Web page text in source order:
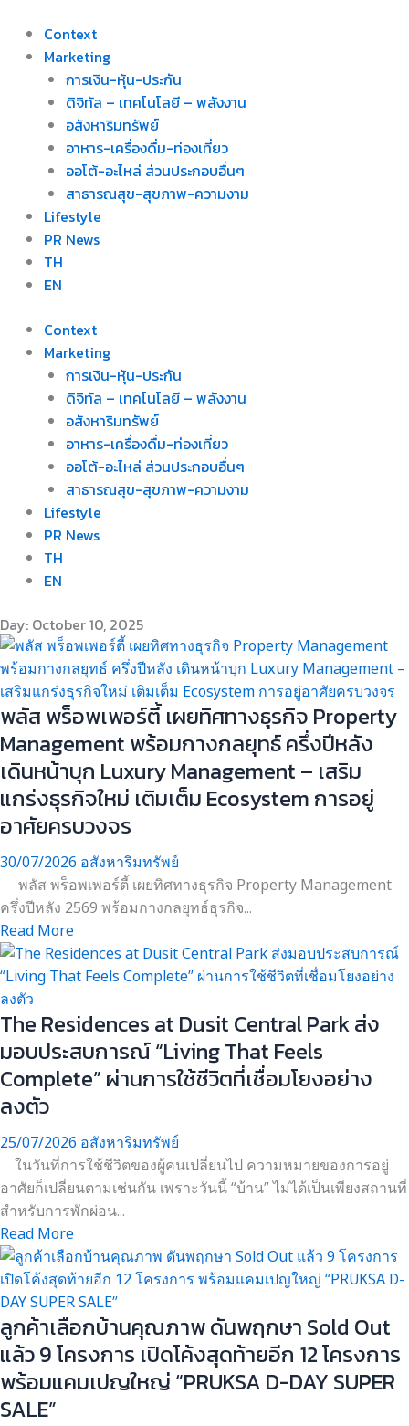
content
Context
Marketing
การเงิน-หุ้น-ประกัน
ดิจิทัล – เทคโนโลยี – พลังงาน
อสังหาริมทรัพย์
อาหาร-เครื่องดื่ม-ท่องเที่ยว
ออโต้-อะไหล่ ส่วนประกอบอื่นๆ
สาธารณสุข-สุขภาพ-ความงาม
Lifestyle
PR News
TH
EN
Context
Marketing
การเงิน-หุ้น-ประกัน
ดิจิทัล – เทคโนโลยี – พลังงาน
อสังหาริมทรัพย์
อาหาร-เครื่องดื่ม-ท่องเที่ยว
ออโต้-อะไหล่ ส่วนประกอบอื่นๆ
สาธารณสุข-สุขภาพ-ความงาม
Lifestyle
PR News
TH
EN
Day: October 10, 2025
พลัส พร็อพเพอร์ตี้ เผยทิศทางธุรกิจ Property
Management พร้อมกางกลยุทธ์ ครึ่งปีหลัง
เดินหน้าบุก Luxury Management – เสริม
แกร่งธุรกิจใหม่ เติมเต็ม Ecosystem การอยู่
อาศัยครบวงจร
30/07/2026 อสังหาริมทรัพย์
พลัส พร็อพเพอร์ตี้ เผยทิศทางธุรกิจ Property Management
ครึ่งปีหลัง 2569 พร้อมกางกลยุทธ์ธุรกิจ...
Read More
The Residences at Dusit Central Park ส่ง
มอบประสบการณ์ “Living That Feels
Complete” ผ่านการใช้ชีวิตที่เชื่อมโยงอย่าง
ลงตัว
25/07/2026 อสังหาริมทรัพย์
ในวันที่การใช้ชีวิตของผู้คนเปลี่ยนไป ความหมายของการอยู่
อาศัยก็เปลี่ยนตามเช่นกัน เพราะวันนี้ “บ้าน” ไม่ได้เป็นเพียงสถานที่
สำหรับการพักผ่อน...
Read More
ลูกค้าเลือกบ้านคุณภาพ ดันพฤกษา Sold Out
แล้ว 9 โครงการ เปิดโค้งสุดท้ายอีก 12 โครงการ
พร้อมแคมเปญใหญ่ “PRUKSA D-DAY SUPER
SALE”